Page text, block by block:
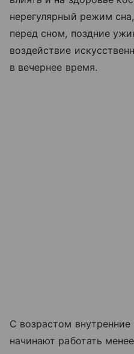
нерегулярный режим
перед сном, поздние
воздействие
в вечернее время.
С возрастом
начинают работать